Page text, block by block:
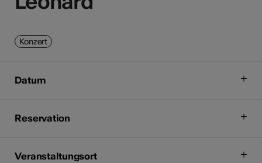
Konzert
Datum
Reservation
Veranstaltungsort